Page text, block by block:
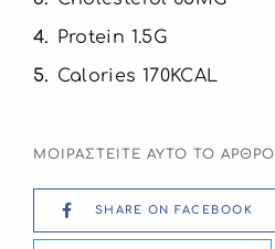
4
Protein 1.5G
5
Calories 170KCAL
ΜΟΙΡΑΣΤΕΙΤΕ ΑΥΤΟ ΤΟ ΑΡΘΡΟ
SHARE ON FACEBOOK